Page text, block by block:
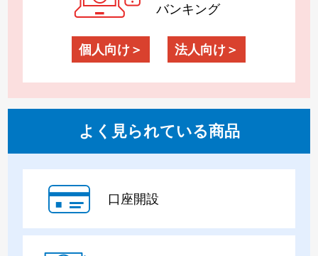
バンキング
個人向け 法人向け
よく見られている商品
口座開設